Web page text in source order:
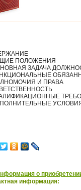
ПОЛОЖЕНИЯ
ЗАДАЧА
И ПРАВА
о
информация: